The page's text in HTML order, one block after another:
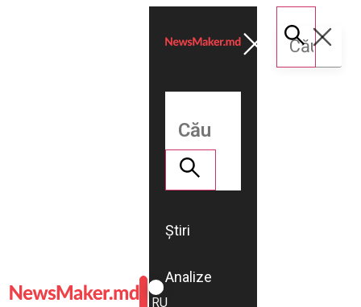
ROMÂNĂ
RU
Știri
Analize